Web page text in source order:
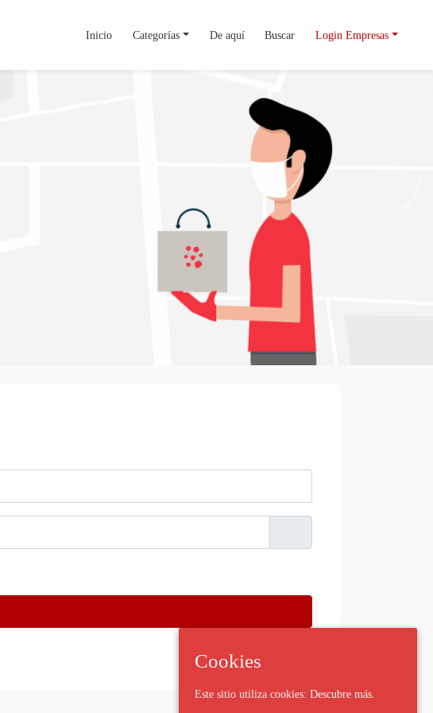
Inicio Categorías De aquí Buscar Login Empresas
Cookies
Este sitio utiliza cookies: Descubre más.